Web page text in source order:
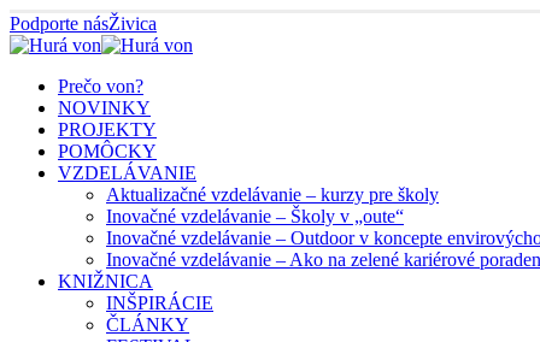
Podporte násŽivica
Prečo von?
NOVINKY
PROJEKTY
POMÔCKY
VZDELÁVANIE
Aktualizačné vzdelávanie – kurzy pre školy
Inovačné vzdelávanie – Školy v „oute“
Inovačné vzdelávanie – Outdoor v koncepte
Inovačné vzdelávanie – Ako na zelené kariérové
KNIŽNICA
INŠPIRÁCIE
ČLÁNKY